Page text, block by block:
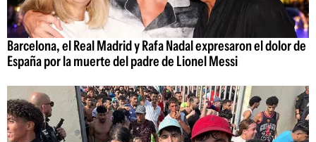
Barcelona, el Real Madrid y Rafa Nadal expresaron el dolor de
España por la muerte del padre de Lionel Messi